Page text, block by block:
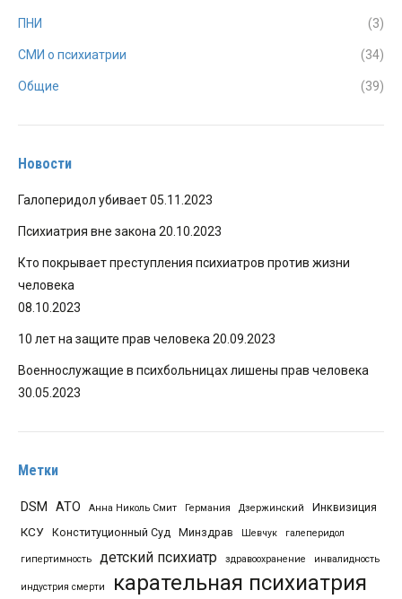
ПНИ (3)
СМИ о психиатрии (34)
Общие (39)
Новости
Галоперидол убивает05.11.2023
Психиатрия вне закона 20.10.2023
Кто покрывает преступления психиатров против жизни
человека
08.10.2023
10 лет на защите прав человека 20.09.2023
Военнослужащие в психбольницах лишены прав человека
30.05.2023
Метки
DSM АТО Анна Николь Смит Германия Дзержинский Инквизиция
КСУ Конституционный Суд Минздрав Шевчук галеперидол
гипертимность детский психиатр здравоохранение инвалидность
индустрия смерти карательная психиатрия